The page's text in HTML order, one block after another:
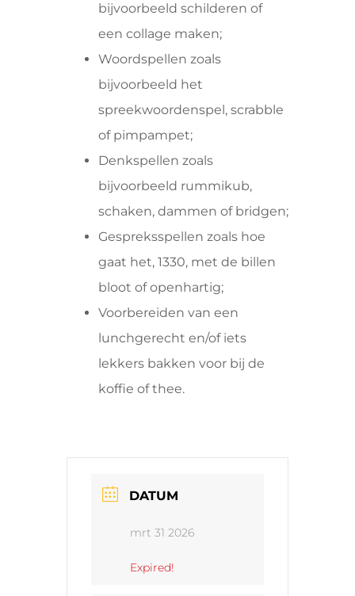
bijvoorbeeld schilderen of
een collage maken;
Woordspellen zoals
bijvoorbeeld het
spreekwoordenspel, scrabble
of pimpampet;
Denkspellen zoals
bijvoorbeeld rummikub,
schaken, dammen of bridgen;
Gespreksspellen zoals hoe
gaat het, 1330, met de billen
bloot of openhartig;
Voorbereiden van een
lunchgerecht en/of iets
lekkers bakken voor bij de
koffie of thee.
DATUM
mrt 31 2026
Expired!